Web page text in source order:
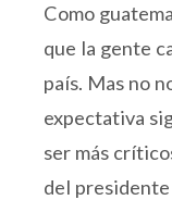
Como
que la gente
país. Mas no
expectativa
ser más
del